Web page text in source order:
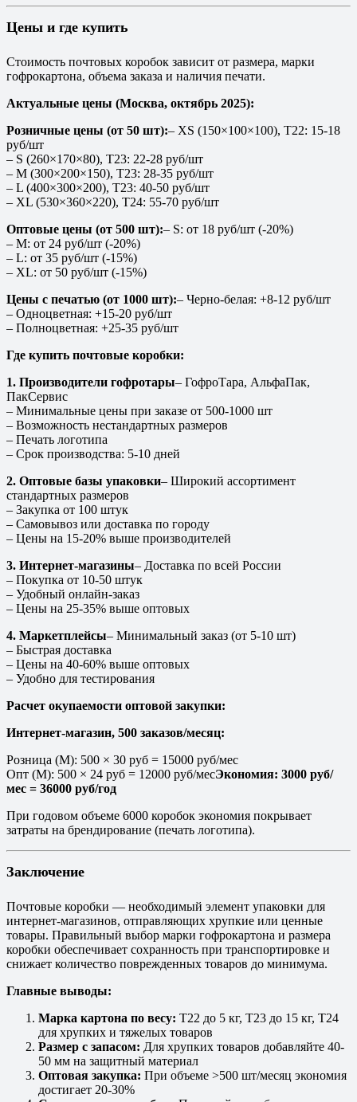
Цены и где купить
Стоимость почтовых коробок зависит от размера, марки
гофрокартона, объема заказа и наличия печати.
Актуальные цены (Москва, октябрь 2025):
Розничные цены (от 50 шт):– XS (150×100×100), T22: 15-18
руб/шт
– S (260×170×80), T23: 22-28 руб/шт
– M (300×200×150), T23: 28-35 руб/шт
– L (400×300×200), T23: 40-50 руб/шт
– XL (530×360×220), T24: 55-70 руб/шт
Оптовые цены (от 500 шт):– S: от 18 руб/шт (-20%)
– M: от 24 руб/шт (-20%)
– L: от 35 руб/шт (-15%)
– XL: от 50 руб/шт (-15%)
Цены с печатью (от 1000 шт):– Черно-белая: +8-12 руб/шт
– Одноцветная: +15-20 руб/шт
– Полноцветная: +25-35 руб/шт
Где купить почтовые коробки:
1. Производители гофротары– ГофроТара, АльфаПак,
ПакСервис
– Минимальные цены при заказе от 500-1000 шт
– Возможность нестандартных размеров
– Печать логотипа
– Срок производства: 5-10 дней
2. Оптовые базы упаковки– Широкий ассортимент
стандартных размеров
– Закупка от 100 штук
– Самовывоз или доставка по городу
– Цены на 15-20% выше производителей
3. Интернет-магазины– Доставка по всей России
– Покупка от 10-50 штук
– Удобный онлайн-заказ
– Цены на 25-35% выше оптовых
4. Маркетплейсы– Минимальный заказ (от 5-10 шт)
– Быстрая доставка
– Цены на 40-60% выше оптовых
– Удобно для тестирования
Расчет окупаемости оптовой закупки:
Интернет-магазин, 500 заказов/месяц:
Розница (M): 500 × 30 руб = 15000 руб/мес
Опт (M): 500 × 24 руб = 12000 руб/месЭкономия: 3000 руб/
мес = 36000 руб/год
При годовом объеме 6000 коробок экономия покрывает
затраты на брендирование (печать логотипа).
Заключение
Почтовые коробки — необходимый элемент упаковки для
интернет-магазинов, отправляющих хрупкие или ценные
товары. Правильный выбор марки гофрокартона и размера
коробки обеспечивает сохранность при транспортировке и
снижает количество поврежденных товаров до минимума.
Главные выводы:
Марка картона по весу: T22 до 5 кг, T23 до 15 кг, T24
для хрупких и тяжелых товаров
Размер с запасом: Для хрупких товаров добавляйте 40-
50 мм на защитный материал
Оптовая закупка: При объеме >500 шт/месяц экономия
достигает 20-30%